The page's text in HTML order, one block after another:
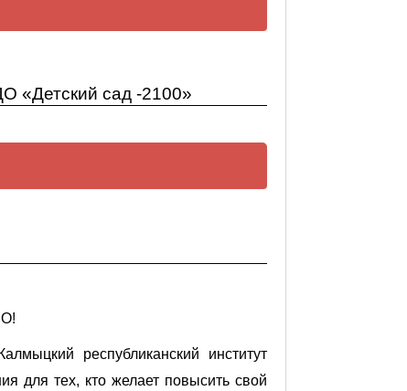
«Детский сад -2100»
республиканский институт
для тех, кто желает повысить свой